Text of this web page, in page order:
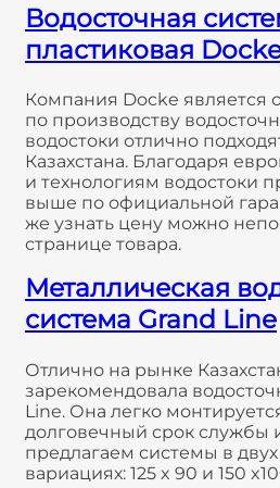
Водосточная
пластиковая
Компания Docke является
по производству
водостоки отлично
Казахстана. Благодаря
и технологиям водостоки
выше по официальной
же узнать цену можно
странице товара.
Металлическая
система Grand Line
Отлично на рынке
зарекомендовала
Line. Она легко
долговечный срок службы
предлагаем системы в
вариациях: 125 x 90 и 150